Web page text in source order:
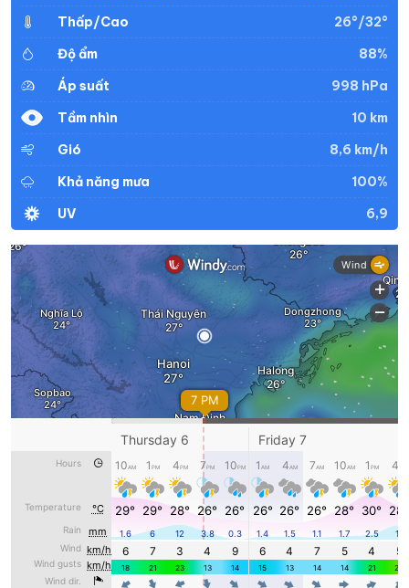
Thấp/Cao
26°/32°
Độ ẩm
88%
Áp suất
998 hPa
Tầm nhìn
10 km
Gió
8,6 km/h
Khả năng mưa
100%
UV
6,9